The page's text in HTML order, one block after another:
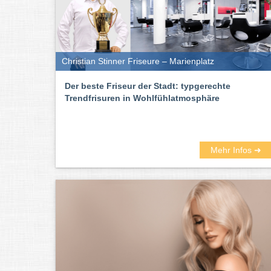
Heutzutage auch ein wichtiger Faktor bei der
ist. Einige Friseur-Salons in München bieten die
findet ihr hier von allen Friseur-Salons die
Die besten Friseure für München
Christian Stinner Friseure – Marienplatz
Der beste Friseur der Stadt: typgerechte
Trendfrisuren in Wohlfühlatmosphäre
Mehr Infos ➜